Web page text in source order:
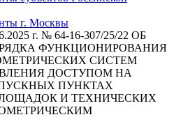
г. Москвы
г. № 64-16-307/25/22 ОБ
ФУНКЦИОНИРОВАНИЯ
СИСТЕМ
ДОСТУПОМ НА
ПУНКТАХ
И ТЕХНИЧЕСКИХ